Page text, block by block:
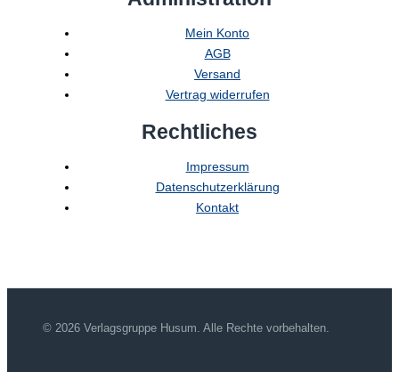
Mein Konto
AGB
Versand
Vertrag widerrufen
Rechtliches
Impressum
Datenschutzerklärung
Kontakt
© 2026 Verlagsgruppe Husum. Alle Rechte vorbehalten.